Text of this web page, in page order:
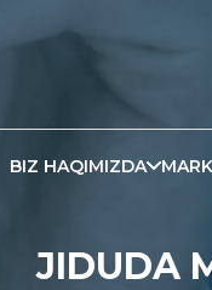
BIZ HAQIMIZDA
JIDUDA